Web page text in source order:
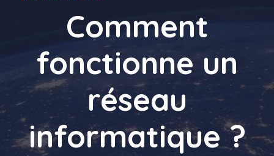
Comment
fonctionne un
réseau
informatique ?